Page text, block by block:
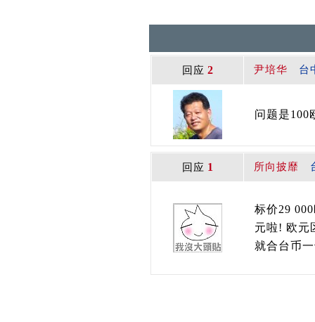
回应 2 尹培华 台
问题是100
回应 1 所向披靡
标价29
元啦! 欧元
就合台币